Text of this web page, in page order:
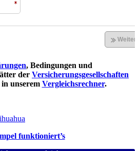
, Bedingungen und
der Versicherungsgesellschaften
unserem Vergleichsrechner.
funktioniert’s